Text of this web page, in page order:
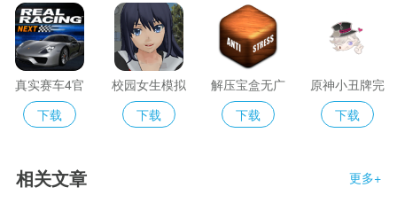
真实赛车4官
网正版
下载
校园女生模拟
器汉化版无广
告
下载
解压宝盒无广
告版
下载
原神小丑牌完
整版
下载
相关文章 更多+